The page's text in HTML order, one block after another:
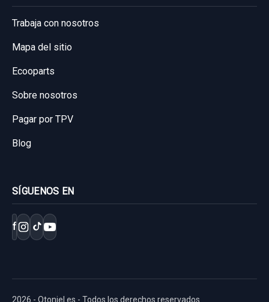
Trabaja con nosotros
Mapa del sitio
Ecooparts
Sobre nosotros
Pagar por TPV
Blog
SÍGUENOS EN
f
2026 - Otoniel.es - Todos los derechos reservados